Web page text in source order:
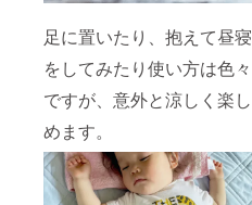
足に置いたり、抱えて昼寝
をしてみたり使い方は色々
ですが、意外と涼しく楽し
めます。